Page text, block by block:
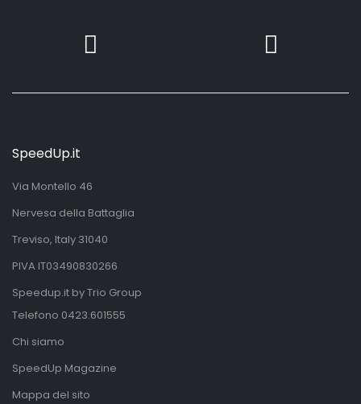
SpeedUp.it
Via Montello 46
Nervesa della Battaglia
Treviso, Italy 31040
PIVA IT03490830266
Speedup.it by Trio Group
Telefono 0423.601555
Chi siamo
SpeedUp Magazine
Mappa del sito